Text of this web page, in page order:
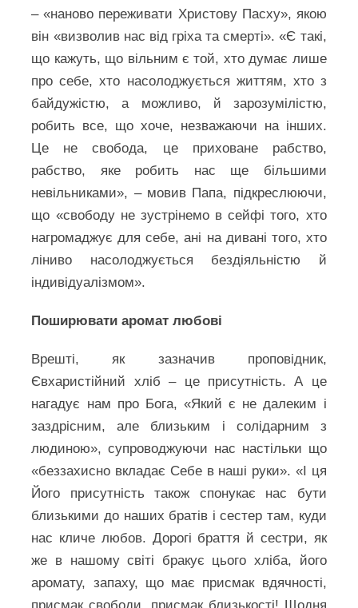
– «наново переживати Христову Пасху», якою
він «визволив нас від гріха та смерті». «Є такі,
що кажуть, що вільним є той, хто думає лише
про себе, хто насолоджується життям, хто з
байдужістю, а можливо, й зарозумілістю,
робить все, що хоче, незважаючи на інших.
Це не свобода, це приховане рабство,
рабство, яке робить нас ще більшими
невільниками», – мовив Папа, підкреслюючи,
що «свободу не зустрінемо в сейфі того, хто
нагромаджує для себе, ані на дивані того, хто
ліниво насолоджується бездіяльністю й
індивідуалізмом».
Поширювати аромат любові
Врешті, як зазначив проповідник,
Євхаристійний хліб – це присутність. А це
нагадує нам про Бога, «Який є не далеким і
заздрісним, але близьким і солідарним з
людиною», супроводжуючи нас настільки що
«беззахисно вкладає Себе в наші руки». «І ця
Його присутність також спонукає нас бути
близькими до наших братів і сестер там, куди
нас кличе любов. Дорогі браття й сестри, як
же в нашому світі бракує цього хліба, його
аромату, запаху, що має присмак вдячності,
присмак свободи, присмак близькості! Щодня